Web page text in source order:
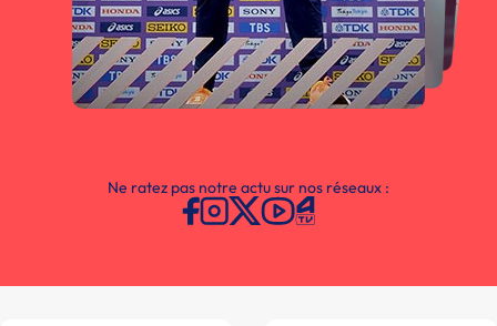
Ne ratez pas notre actu sur nos réseaux :